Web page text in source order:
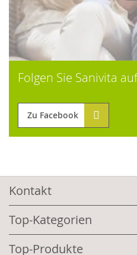
Folgen Sie Sanivita
Zu Facebook
Kontakt
Top-Kategorien
Top-Produkte